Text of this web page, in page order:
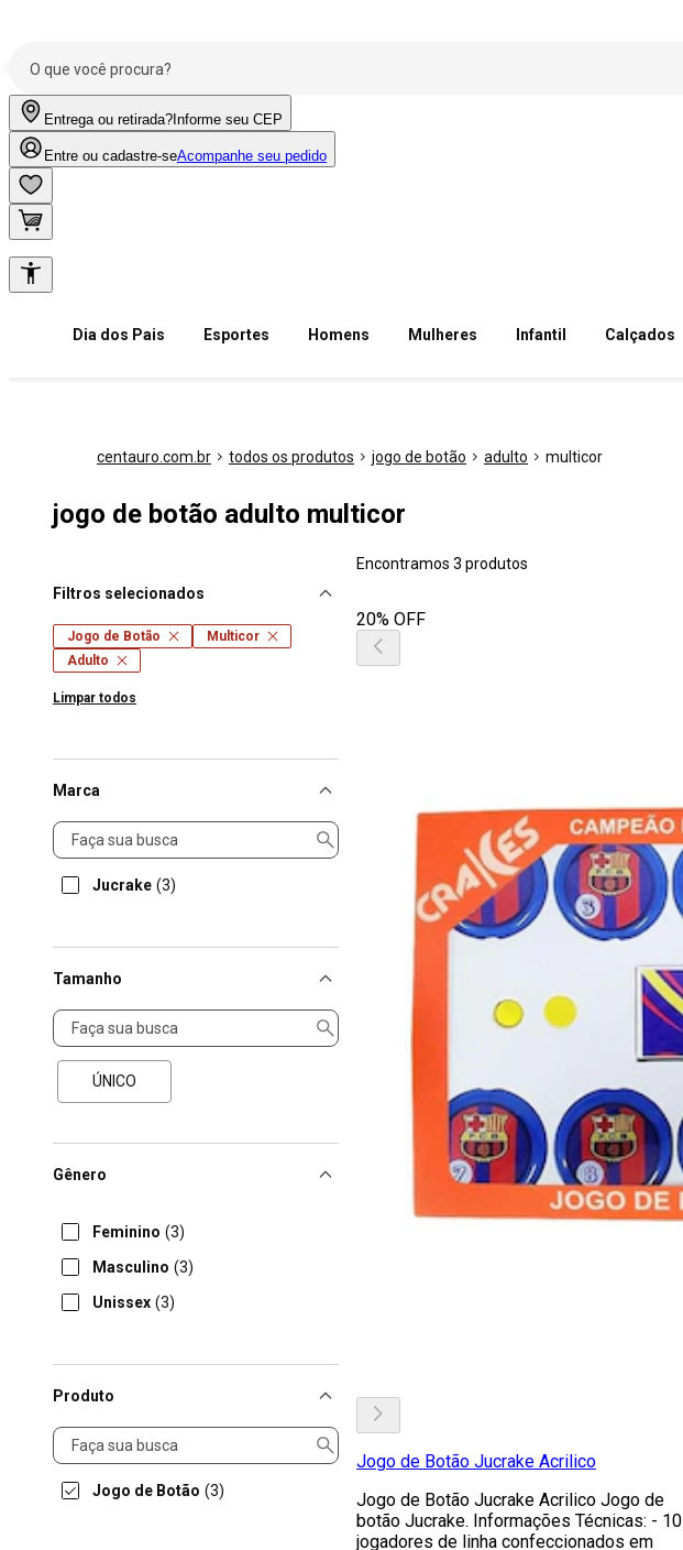
Entrega ou retirada? Informe seu CEP
Entre ou cadastre-seAcompanhe seu pedido
Dia dos Pais Esportes Homens Mulheres Infantil Calçados
centauro.com.br todos os produtos jogo de botão adulto multicor
jogo de botão adulto multicor
Filtros selecionados
Jogo de Botão
Multicor
Adulto
Limpar todos
Marca
Marca
Jucrake (3)
Tamanho
Tamanho
ÚNICO
Gênero
Feminino (3)
Masculino (3)
Unissex (3)
Produto
Produto
Jogo de Botão (3)
Encontramos 3 produtos
20% OFF
Jogo de Botão Jucrake Acrilico
Jogo de Botão Jucrake Acrilico Jogo de
botão Jucrake. Informações Técnicas: - 10
jogadores de linha confeccionados em